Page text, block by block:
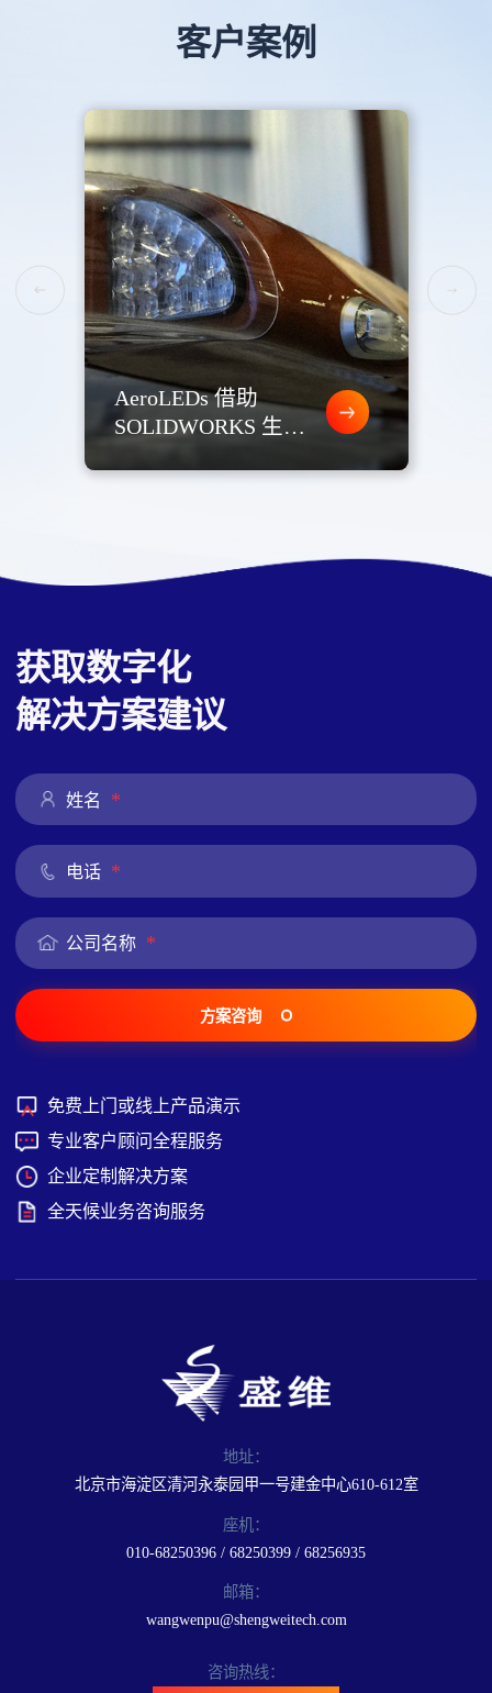
客户案例
AeroLEDs 借助
SOLIDWORKS 生态
系统开发更快、更低
成本的航空 LED 照
获取数字化
解决方案建议
姓名 *
电话 *
公司名称 *
方案咨询
免费上门或线上产品演示
专业客户顾问全程服务
企业定制解决方案
全天候业务咨询服务
地址：
北京市海淀区清河永泰园甲一号建金中心610-612室
座机：
010-68250396 / 68250399 / 68256935
邮箱：
wangwenpu@shengweitech.com
咨询热线：